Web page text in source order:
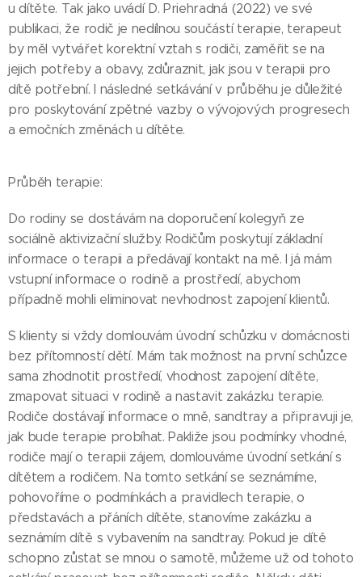
u dítěte. Tak jako uvádí D. Priehradná (2022) ve své
publikaci, že rodič je nedílnou součástí terapie, terapeut
by měl vytvářet korektní vztah s rodiči, zaměřit se na
jejich potřeby a obavy, zdůraznit, jak jsou v terapii pro
dítě potřební. I následné setkávání v průběhu je důležité
pro poskytování zpětné vazby o vývojových progresech
a emočních změnách u dítěte.
Průběh terapie:
Do rodiny se dostávám na doporučení kolegyň ze
sociálně aktivizační služby. Rodičům poskytují základní
informace o terapii a předávají kontakt na mě. I já mám
vstupní informace o rodině a prostředí, abychom
případně mohli eliminovat nevhodnost zapojení klientů.
S klienty si vždy domlouvám úvodní schůzku v domácnosti
bez přítomností dětí. Mám tak možnost na první schůzce
sama zhodnotit prostředí, vhodnost zapojení dítěte,
zmapovat situaci v rodině a nastavit zakázku terapie.
Rodiče dostávají informace o mně, sandtray a připravuji je,
jak bude terapie probíhat. Pakliže jsou podmínky vhodné,
rodiče mají o terapii zájem, domlouváme úvodní setkání s
dítětem a rodičem. Na tomto setkání se seznámíme,
pohovoříme o podmínkách a pravidlech terapie, o
představách a přáních dítěte, stanovíme zakázku a
seznámím dítě s vybavením na sandtray. Pokud je dítě
schopno zůstat se mnou o samotě, můžeme už od tohoto